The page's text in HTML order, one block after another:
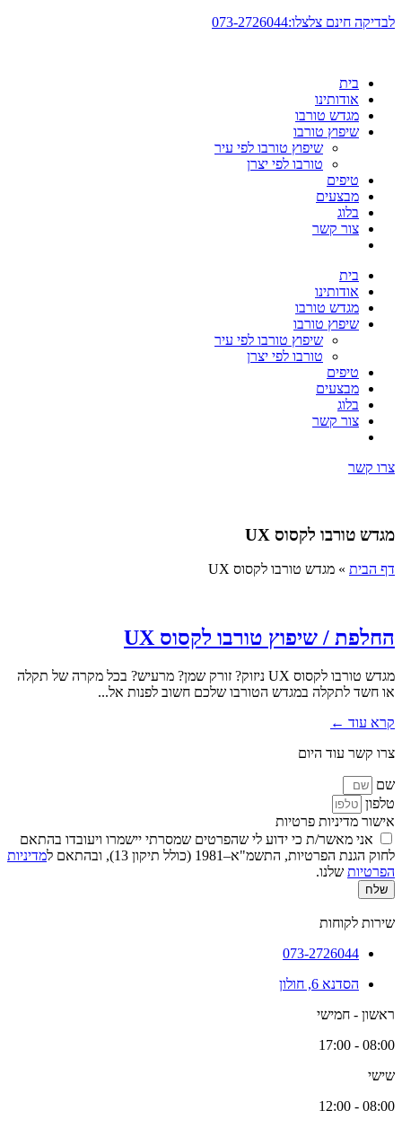
דלג
לבדיקה חינם צלצלו:073-2726044
בית
אודותינו
מגדש טורבו
שיפוץ טורבו
שיפוץ טורבו לפי עיר
טורבו לפי יצרן
טיפים
מבצעים
בלוג
צור קשר
בית
אודותינו
מגדש טורבו
שיפוץ טורבו
שיפוץ טורבו לפי עיר
טורבו לפי יצרן
טיפים
מבצעים
בלוג
צור קשר
צרו קשר
מגדש טורבו לקסוס UX
דף הבית » מגדש טורבו לקסוס UX
החלפת / שיפוץ טורבו לקסוס UX
מגדש טורבו לקסוס UX ניזוק? זורק שמן? מרעיש? בכל מקרה של תקלה
או חשד לתקלה במגדש הטורבו שלכם חשוב לפנות אל...
קרא עוד ←
צרו קשר עוד היום
שם
טלפון
אישור מדיניות פרטיות
אני מאשר/ת כי ידוע לי שהפרטים שמסרתי יישמרו ויעובדו בהתאם
לחוק הגנת הפרטיות, התשמ"א–1981 (כולל תיקון 13), ובהתאם ל
מדיניות
הפרטיות שלנו.
שלח
שירות לקוחות
073-2726044
הסדנא 6, חולון
ראשון - חמישי
08:00 - 17:00
שישי
08:00 - 12:00